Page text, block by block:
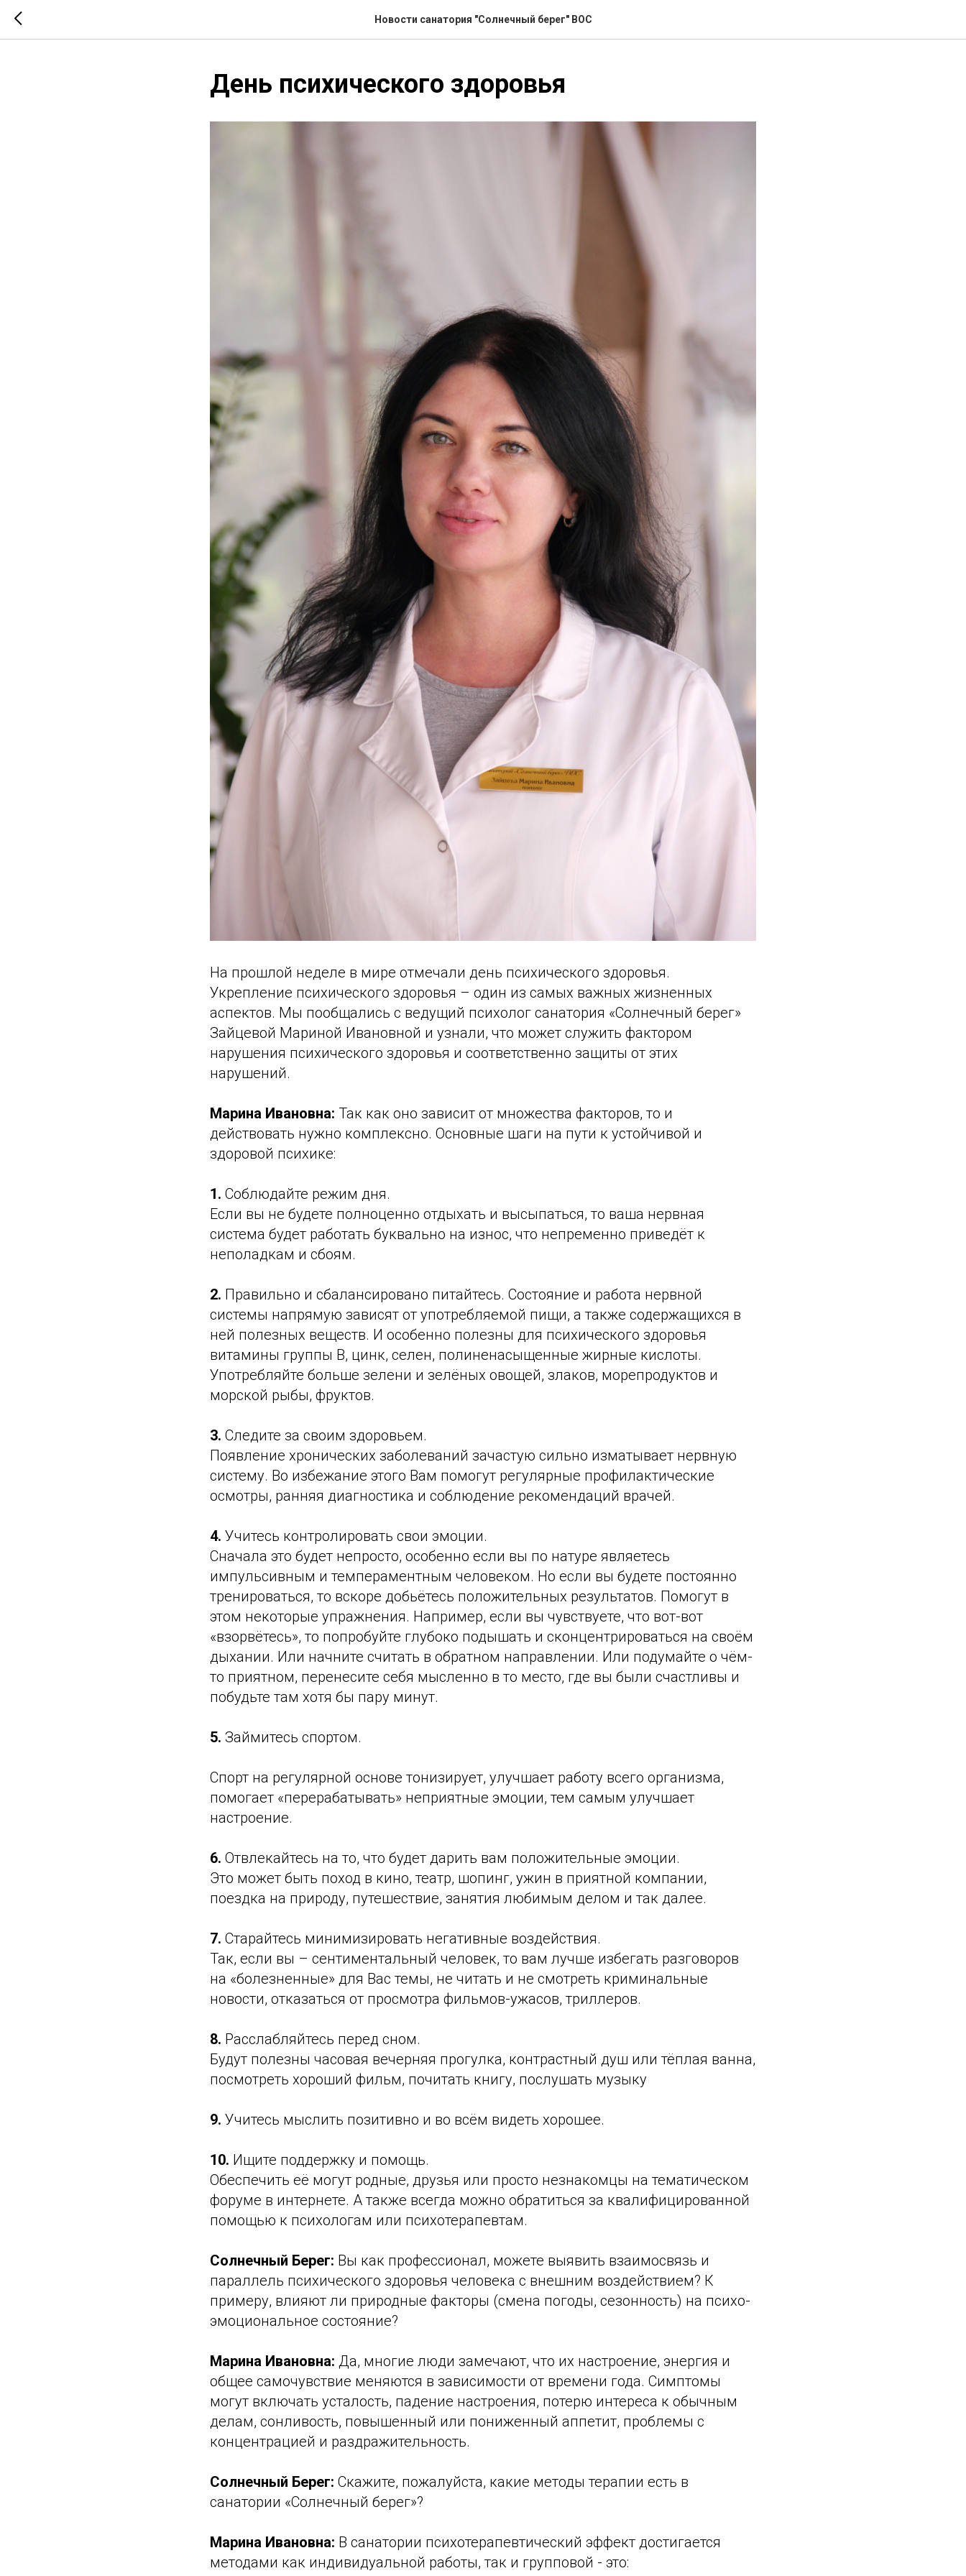
Новости санатория "Солнечный берег" ВОС
День психического здоровья
На прошлой неделе в мире отмечали день психического здоровья.
Укрепление психического здоровья – один из самых важных жизненных
аспектов. Мы пообщались с ведущий психолог санатория «Солнечный берег»
Зайцевой Мариной Ивановной и узнали, что может служить фактором
нарушения психического здоровья и соответственно защиты от этих
нарушений.
Марина Ивановна: Так как оно зависит от множества факторов, то и
действовать нужно комплексно. Основные шаги на пути к устойчивой и
здоровой психике:
1. Соблюдайте режим дня.
Если вы не будете полноценно отдыхать и высыпаться, то ваша нервная
система будет работать буквально на износ, что непременно приведёт к
неполадкам и сбоям.
2. Правильно и сбалансировано питайтесь. Состояние и работа нервной
системы напрямую зависят от употребляемой пищи, а также содержащихся в
ней полезных веществ. И особенно полезны для психического здоровья
витамины группы В, цинк, селен, полиненасыщенные жирные кислоты.
Употребляйте больше зелени и зелёных овощей, злаков, морепродуктов и
морской рыбы, фруктов.
3. Следите за своим здоровьем.
Появление хронических заболеваний зачастую сильно изматывает нервную
систему. Во избежание этого Вам помогут регулярные профилактические
осмотры, ранняя диагностика и соблюдение рекомендаций врачей.
4. Учитесь контролировать свои эмоции.
Сначала это будет непросто, особенно если вы по натуре являетесь
импульсивным и темпераментным человеком. Но если вы будете постоянно
тренироваться, то вскоре добьётесь положительных результатов. Помогут в
этом некоторые упражнения. Например, если вы чувствуете, что вот-вот
«взорвётесь», то попробуйте глубоко подышать и сконцентрироваться на своём
дыхании. Или начните считать в обратном направлении. Или подумайте о чём-
то приятном, перенесите себя мысленно в то место, где вы были счастливы и
побудьте там хотя бы пару минут.
5. Займитесь спортом.
Спорт на регулярной основе тонизирует, улучшает работу всего организма,
помогает «перерабатывать» неприятные эмоции, тем самым улучшает
настроение.
6. Отвлекайтесь на то, что будет дарить вам положительные эмоции.
Это может быть поход в кино, театр, шопинг, ужин в приятной компании,
поездка на природу, путешествие, занятия любимым делом и так далее.
7. Старайтесь минимизировать негативные воздействия.
Так, если вы – сентиментальный человек, то вам лучше избегать разговоров
на «болезненные» для Вас темы, не читать и не смотреть криминальные
новости, отказаться от просмотра фильмов-ужасов, триллеров.
8. Расслабляйтесь перед сном.
Будут полезны часовая вечерняя прогулка, контрастный душ или тёплая ванна,
посмотреть хороший фильм, почитать книгу, послушать музыку
9. Учитесь мыслить позитивно и во всём видеть хорошее.
10. Ищите поддержку и помощь.
Обеспечить её могут родные, друзья или просто незнакомцы на тематическом
форуме в интернете. А также всегда можно обратиться за квалифицированной
помощью к психологам или психотерапевтам.
Солнечный Берег: Вы как профессионал, можете выявить взаимосвязь и
параллель психического здоровья человека с внешним воздействием? К
примеру, влияют ли природные факторы (смена погоды, сезонность) на психо-
эмоциональное состояние?
Марина Ивановна: Да, многие люди замечают, что их настроение, энергия и
общее самочувствие меняются в зависимости от времени года. Симптомы
могут включать усталость, падение настроения, потерю интереса к обычным
делам, сонливость, повышенный или пониженный аппетит, проблемы с
концентрацией и раздражительность.
Солнечный Берег: Скажите, пожалуйста, какие методы терапии есть в
санатории «Солнечный берег»?
Марина Ивановна: В санатории психотерапевтический эффект достигается
методами как индивидуальной работы, так и групповой - это: